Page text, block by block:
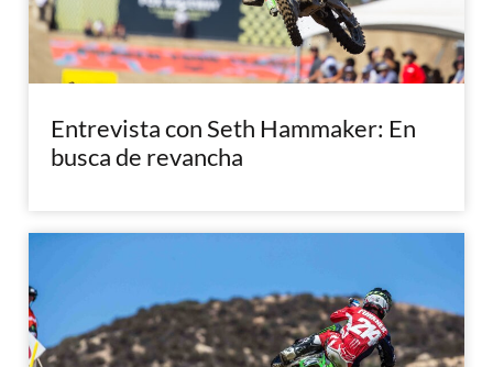
Entrevista con Seth Hammaker: En
busca de revancha